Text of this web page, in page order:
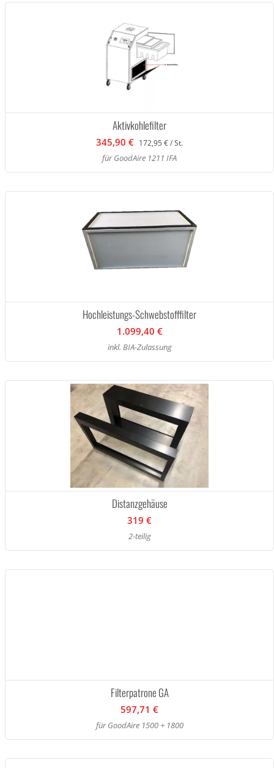
Aktivkohlefilter
345,90 € 172,95 € / St.
für GoodAire 1211 IFA
Hochleistungs-Schwebstofffilter
1.099,40 €
inkl. BIA-Zulassung
Distanzgehäuse
319 €
2-teilig
Filterpatrone GA
597,71 €
für GoodAire 1500 + 1800